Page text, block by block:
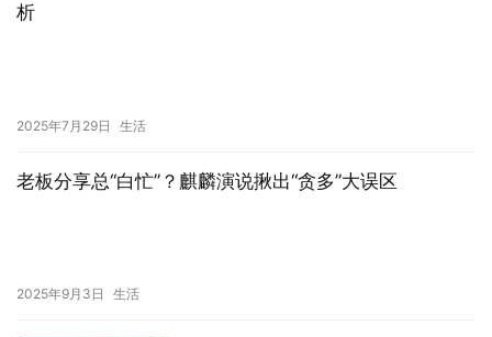
析
2025年7月29日 生活
老板分享总“白忙”？麒麟演说揪出“贪多”大误区
2025年9月3日 生活